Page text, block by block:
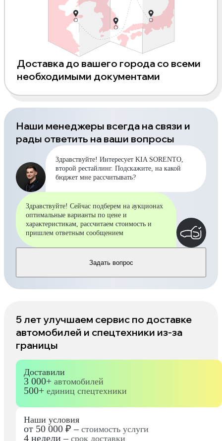
Доставка до вашего города со всеми
необходимыми документами
Наши менеджеры всегда на связи и
рады ответить на ваши вопросы
Здравствуйте! Интересует KIA SORENTO,
второй рестайлинг. Подскажите, на какой
бюджет мне рассчитывать?
Здравствуйте! Сейчас подберем на аукционах
оптимальные варианты по цене и
характеристикам, рассчитаем стоимость и
пришлем ответным сообщением
Задать вопрос
5 лет улучшаем сервис по доставке
автомобилей и спецтехники из-за
границы
Доставили
3 000+ автомобилей
500+ единиц спецтехники
Наши условия
от 50 000 ₽ –стоимость услуги
4 недели –срок доставки